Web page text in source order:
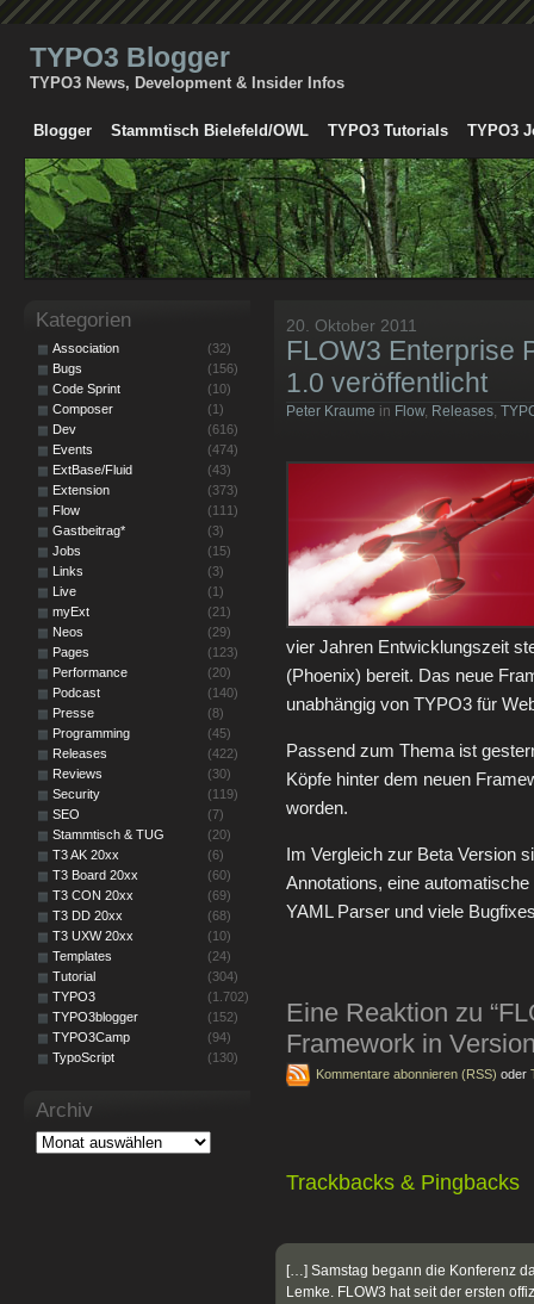
TYPO3 Blogger
TYPO3 News, Development & Insider Infos
Blogger Stammtisch Bielefeld/OWL TYPO3 Tutorials TYPO3
20. Oktober 2011
FLOW3 Enterprise
1.0 veröffentlicht
Peter Kraume in Flow, Releases,
vier Jahren Entwicklungszeit
(Phoenix) bereit. Das neue
unabhängig von TYPO3 für
Passend zum Thema ist
Köpfe hinter dem neuen
worden.
Im Vergleich zur Beta Version
Annotations, eine
YAML Parser und viele
Eine Reaktion zu
Framework in
Kommentare abonnieren (RSS) oder
Trackbacks & Pingbacks
[…] Samstag begann die Konferenz
Lemke. FLOW3 hat seit der ersten
Kategorien
Association
(32)
Bugs
(156)
Code Sprint
(10)
Composer
(1)
Dev
(616)
Events
(474)
ExtBase/Fluid
(43)
Extension
(373)
Flow
(111)
Gastbeitrag*
(3)
Jobs
(15)
Links
(3)
Live
(1)
myExt
(21)
Neos
(29)
Pages
(123)
Performance
(20)
Podcast
(140)
Presse
(8)
Programming
(45)
Releases
(422)
Reviews
(30)
Security
(119)
SEO
(7)
Stammtisch & TUG
(20)
T3 AK 20xx
(6)
T3 Board 20xx
(60)
T3 CON 20xx
(69)
T3 DD 20xx
(68)
T3 UXW 20xx
(10)
Templates
(24)
Tutorial
(304)
TYPO3
(1.702)
TYPO3blogger
(152)
TYPO3Camp
(94)
TypoScript
(130)
Archiv